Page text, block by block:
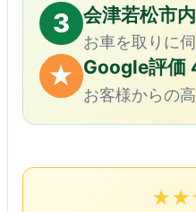
3 会津若松市
お車を取りに
★ Google評価
お客様からの